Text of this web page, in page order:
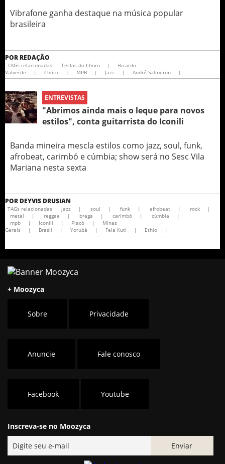
Vibrafone ganha destaque na música popular
brasileira
POR REDAÇÃO
TAGs relacionadas Teclas do Choro |
Ricardo
Valverde
| Choro | MPB | Jazz | André Salmeron |
ENTREVISTAS
"Abrimos ainda mais o leque para novos
estilos", conta guitarrista do Iconili
Banda mineira mescla estilos como jazz, soul, funk,
afrobeat, carimbó e cúmbia; show será no Sesc Vila
Mariana nesta sexta
POR DEYVIS DRUSIAN
TAGs relacionadas jazz | soul | funk | afrobeat | rock
|
metal
| reggae | brega | carimbó | cúmbia
|
mpb
| Iconili | Piacó |
Minas
Gerais
| Brasil | Yorubá | Fela Kuti | Ethio |
+ Moozyca
Sobre Privacidade
Anuncie Fale conosco
Facebook Youtube
Inscreva-se no Moozyca